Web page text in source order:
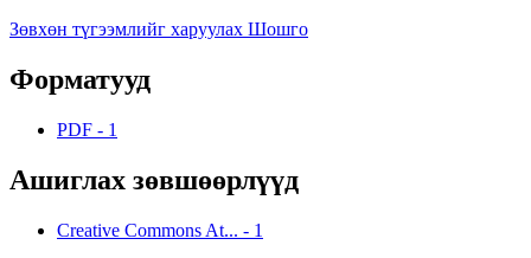
Зөвхөн түгээмлийг харуулах Шошго
Форматууд
PDF - 1
Ашиглах зөвшөөрлүүд
Creative Commons At... - 1